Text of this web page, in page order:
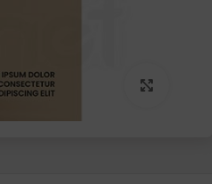
برای بزرگنمایی کلیک کنید